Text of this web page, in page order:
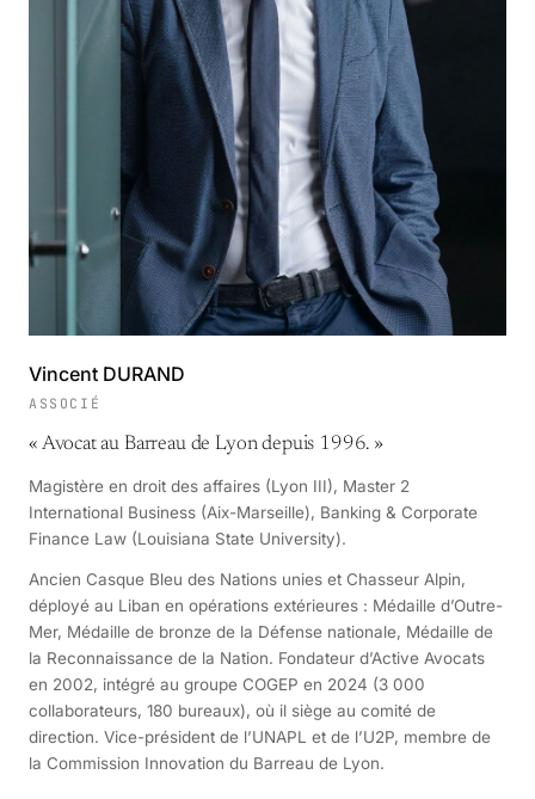
Vincent DURAND
ASSOCIÉ
« Avocat au Barreau de Lyon depuis 1996. »
Magistère en droit des affaires (Lyon III), Master 2
International Business (Aix-Marseille), Banking & Corporate
Finance Law (Louisiana State University).
Ancien Casque Bleu des Nations unies et Chasseur Alpin,
déployé au Liban en opérations extérieures : Médaille d’Outre-
Mer, Médaille de bronze de la Défense nationale, Médaille de
la Reconnaissance de la Nation. Fondateur d’Active Avocats
en 2002, intégré au groupe COGEP en 2024 (3 000
collaborateurs, 180 bureaux), où il siège au comité de
direction. Vice-président de l’UNAPL et de l’U2P, membre de
la Commission Innovation du Barreau de Lyon.